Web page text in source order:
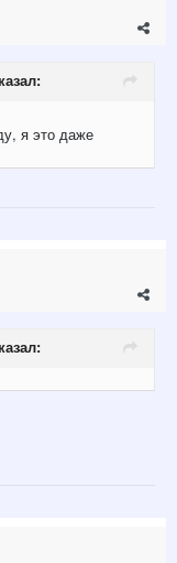
я это даже